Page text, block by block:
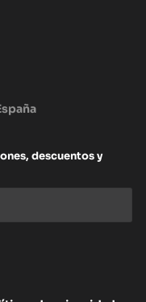
descuentos y